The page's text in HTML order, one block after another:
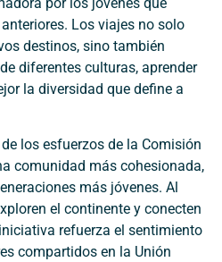
Los viajes no solo
destinos, sino también
diferentes culturas, aprender
la diversidad que define a
de los esfuerzos de la Comisión
comunidad más cohesionada,
más jóvenes. Al
el continente y conecten
refuerza el sentimiento
compartidos en la Unión